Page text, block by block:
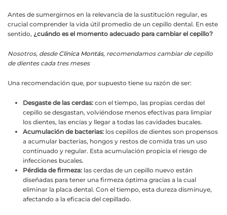
Antes de sumergirnos en la relevancia de la sustitución regular, es
crucial comprender la vida útil promedio de un cepillo dental. En este
sentido, ¿cuándo es el momento adecuado para cambiar el cepillo?
Nosotros, desde Clínica Montás, recomendamos cambiar de cepillo
de dientes cada tres meses
Una recomendación que, por supuesto tiene su razón de ser:
Desgaste de las cerdas: con el tiempo, las propias cerdas del
cepillo se desgastan, volviéndose menos efectivas para limpiar
los dientes, las encías y llegar a todas las cavidades bucales.
Acumulación de bacterias: los cepillos de dientes son propensos
a acumular bacterias, hongos y restos de comida tras un uso
continuado y regular. Esta acumulación propicia el riesgo de
infecciones bucales.
Pérdida de firmeza: las cerdas de un cepillo nuevo están
diseñadas para tener una firmeza óptima gracias a la cual
eliminar la placa dental. Con el tiempo, esta dureza disminuye,
afectando a la eficacia del cepillado.